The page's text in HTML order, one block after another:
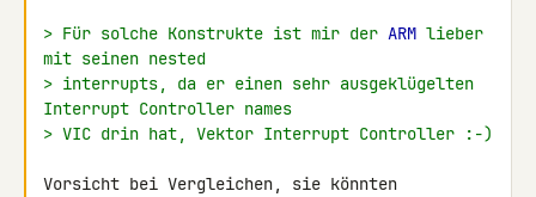
> Für solche Konstrukte ist mir der ARM lieber
mit seinen nested
> interrupts, da er einen sehr ausgeklügelten
Interrupt Controller names
> VIC drin hat, Vektor Interrupt Controller :-)
Vorsicht bei Vergleichen, sie könnten